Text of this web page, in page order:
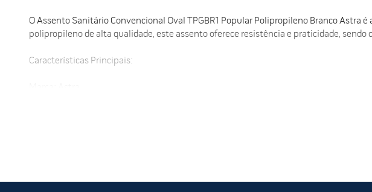
O Assento Sanitário Convencional Oval TPGBR1 Popular Polipropileno Branco Astra
polipropileno de alta qualidade, este assento oferece resistência e praticidade,
Características Principais:
Benefícios: